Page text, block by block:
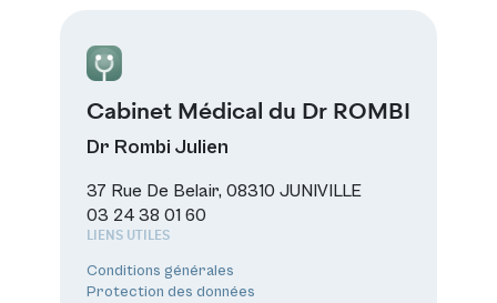
Cabinet Médical du Dr ROMBI
Dr Rombi Julien
37 Rue De Belair, 08310 JUNIVILLE
03 24 38 01 60
LIENS UTILES
Conditions générales
Protection des données